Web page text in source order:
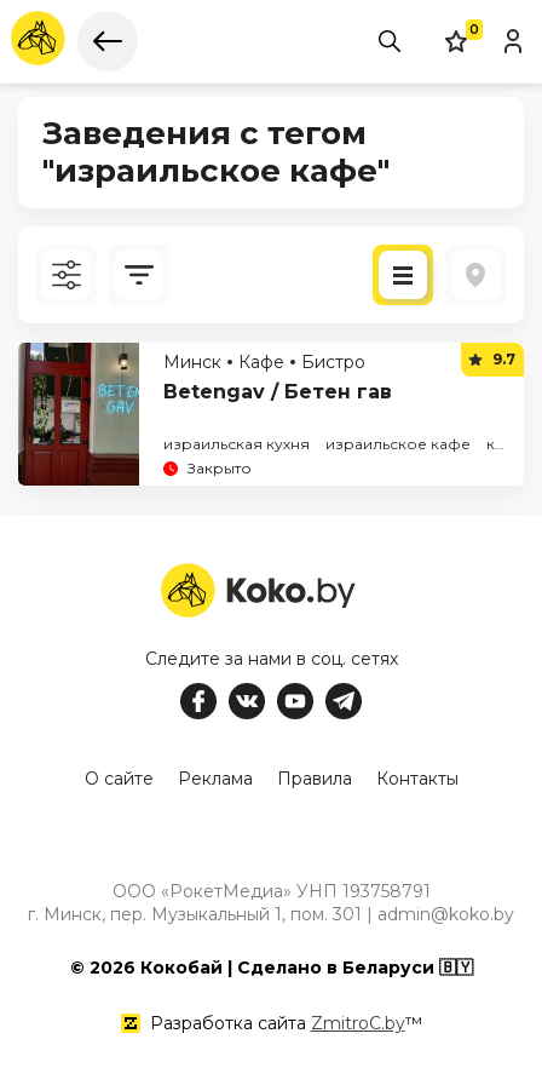
0
Заведения с тегом
"израильское кафе"
По рейтингуМинск Кафе Бистро
Betengav / Бетен гав
9.7
израильская кухня израильское кафе
кошерная еда
Закрыто
Следите за нами в соц. сетях
О сайте Реклама Правила Контакты
ООО «РокетМедиа» УНП 193758791
г. Минск, пер. Музыкальный 1, пом. 301 | admin@koko.by
© 2026 Кокобай | Сделано в Беларуси 🇧🇾
Разработка сайта ZmitroC.by™